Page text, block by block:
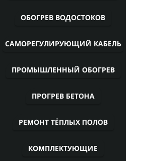
ОБОГРЕВ ВОДОСТОКОВ
САМОРЕГУЛИРУЮЩИЙ КАБЕЛЬ
ПРОМЫШЛЕННЫЙ ОБОГРЕВ
ПРОГРЕВ БЕТОНА
РЕМОНТ ТЁПЛЫХ ПОЛОВ
КОМПЛЕКТУЮЩИЕ